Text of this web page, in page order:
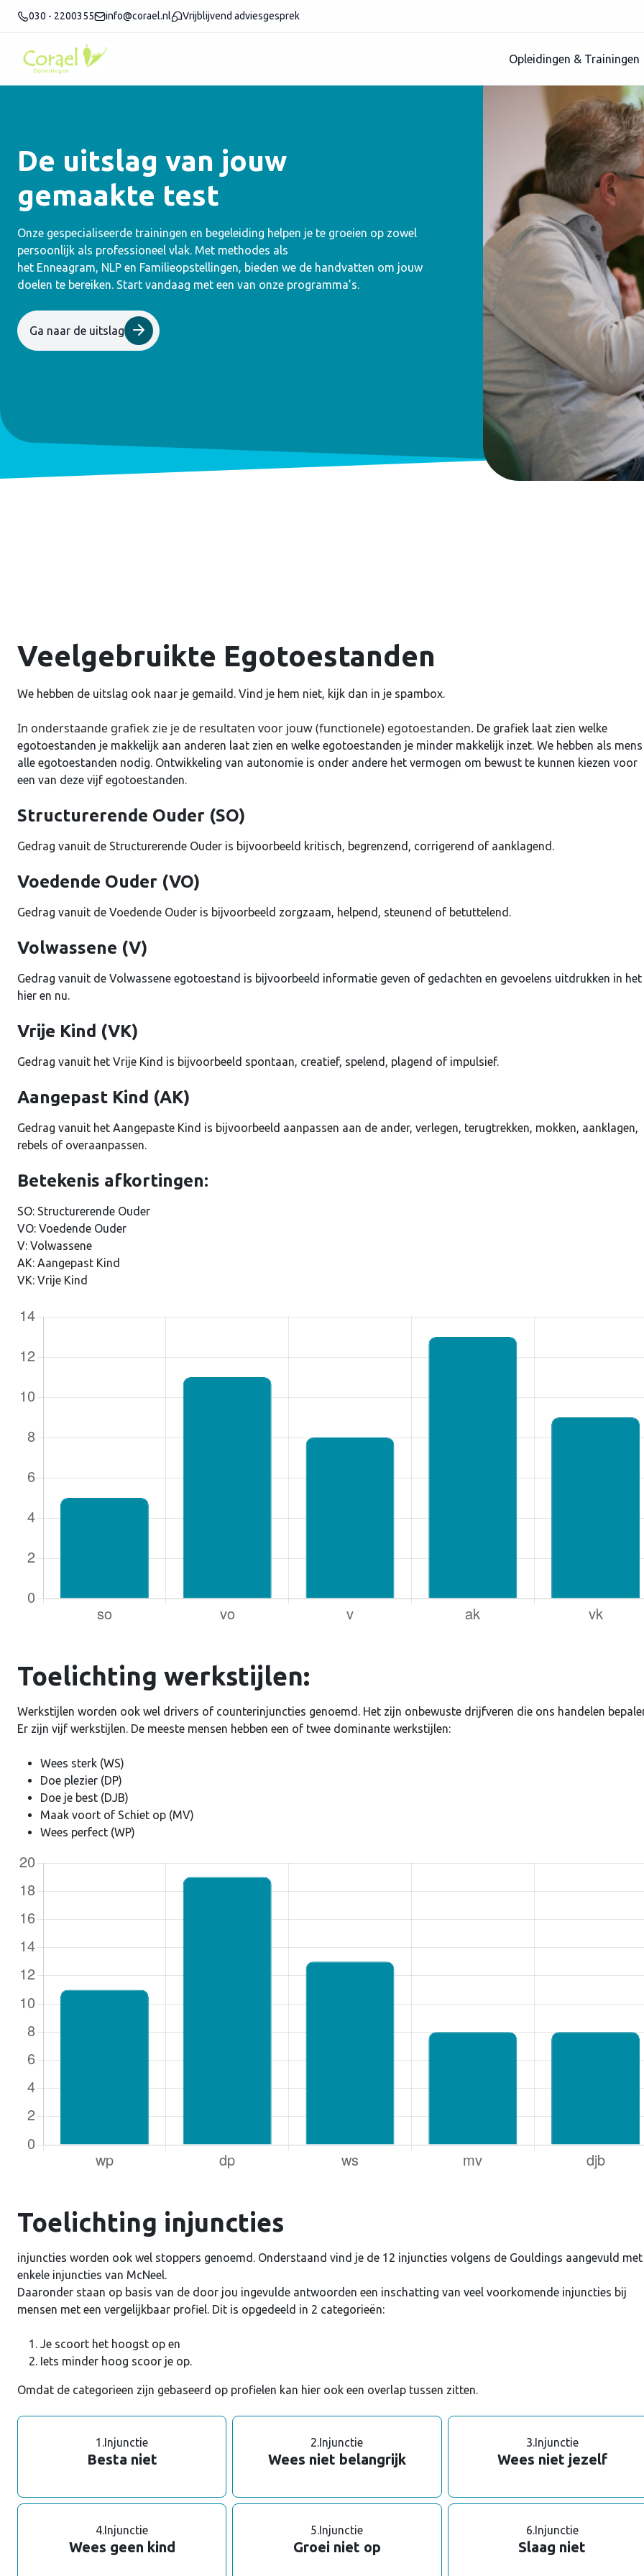
030 - 2200355 info@corael.nl Vrijblijvend adviesgesprek
Opleidingen & Trainingen
De uitslag van jouw
gemaakte test
Onze gespecialiseerde trainingen en begeleiding helpen je te groeien op zowel
persoonlijk als professioneel vlak. Met methodes als
het Enneagram, NLP en Familieopstellingen, bieden we de handvatten om jouw
doelen te bereiken. Start vandaag met een van onze programma’s.
Ga naar de uitslag
Veelgebruikte Egotoestanden
We hebben de uitslag ook naar je gemaild. Vind je hem niet, kijk dan in je spambox.
In onderstaande grafiek zie je de resultaten voor jouw (functionele) egotoestanden. De grafiek laat zien welke
egotoestanden je makkelijk aan anderen laat zien en welke egotoestanden je minder makkelijk inzet. We hebben als mens
alle egotoestanden nodig. Ontwikkeling van autonomie is onder andere het vermogen om bewust te kunnen kiezen voor
een van deze vijf egotoestanden.
Structurerende Ouder (SO)
Gedrag vanuit de Structurerende Ouder is bijvoorbeeld kritisch, begrenzend, corrigerend of aanklagend.
Voedende Ouder (VO)
Gedrag vanuit de Voedende Ouder is bijvoorbeeld zorgzaam, helpend, steunend of betuttelend.
Volwassene (V)
Gedrag vanuit de Volwassene egotoestand is bijvoorbeeld informatie geven of gedachten en gevoelens uitdrukken in het
hier en nu.
Vrije Kind (VK)
Gedrag vanuit het Vrije Kind is bijvoorbeeld spontaan, creatief, spelend, plagend of impulsief.
Aangepast Kind (AK)
Gedrag vanuit het Aangepaste Kind is bijvoorbeeld aanpassen aan de ander, verlegen, terugtrekken, mokken, aanklagen,
rebels of overaanpassen.
Betekenis afkortingen:
SO: Structurerende Ouder
VO: Voedende Ouder
V: Volwassene
AK: Aangepast Kind
VK: Vrije Kind
Toelichting werkstijlen:
Werkstijlen worden ook wel drivers of counterinjuncties genoemd. Het zijn onbewuste drijfveren die ons handelen
Er zijn vijf werkstijlen. De meeste mensen hebben een of twee dominante werkstijlen:
Wees sterk (WS)
Doe plezier (DP)
Doe je best (DJB)
Maak voort of Schiet op (MV)
Wees perfect (WP)
Toelichting injuncties
injuncties worden ook wel stoppers genoemd. Onderstaand vind je de 12 injuncties volgens de Gouldings aangevuld met
enkele injuncties van McNeel.
Daaronder staan op basis van de door jou ingevulde antwoorden een inschatting van veel voorkomende injuncties bij
mensen met een vergelijkbaar profiel. Dit is opgedeeld in 2 categorieën:
Je scoort het hoogst op en
Iets minder hoog scoor je op.
Omdat de categorieen zijn gebaseerd op profielen kan hier ook een overlap tussen zitten.
1.Injunctie
Besta niet
2.Injunctie
Wees niet belangrijk
3.Injunctie
Wees niet jezelf
4.Injunctie
Wees geen kind
5.Injunctie
Groei niet op
6.Injunctie
Slaag niet
Je wachtwoord vergeten?